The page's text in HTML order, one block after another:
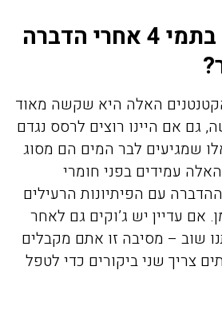
ג’וקים קטנים בתמי 4 אחרי הדברה
האלה היא שקשה מאוד
גם אם היינו רוצים לרסס נגדם
שמגיעים לבר המים הם מסוג
האלה עמידים בפני חומרי
עם הפיתיונות הרעילים
אם עדיין יש ג’וקים גם לאחר
שוב – מסיבה זו אתם מקבלים
צריך שני ביקורים כדי לטפל